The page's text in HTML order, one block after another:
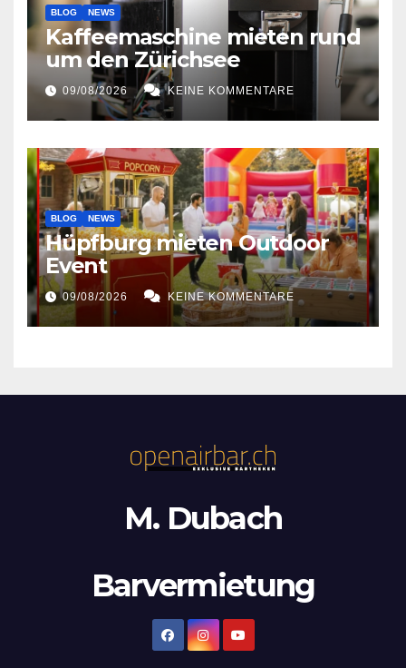
BLOG NEWS
Kaffeemaschine mieten rund
um den Zürichsee
09/08/2026 KEINE KOMMENTARE
BLOG NEWS
Hüpfburg mieten Outdoor
Event
09/08/2026 KEINE KOMMENTARE
M. Dubach
Barvermietung